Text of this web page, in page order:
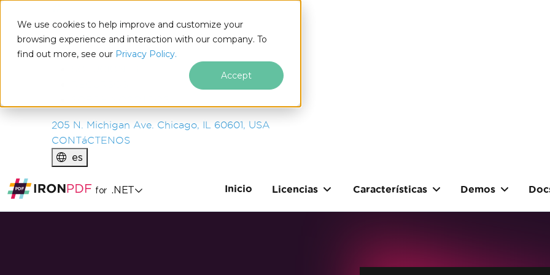
We use cookies to help improve and customize your
browsing experience and interaction with our company. To
find out more, see our Privacy Policy.
Accept
IRONSOFTWARE
PRODUCTOS
EMPRESA
205 N. Michigan Ave. Chicago, IL 60601, USA
CONTáCTENOS
es
for .NET Inicio Licencias Características Demos